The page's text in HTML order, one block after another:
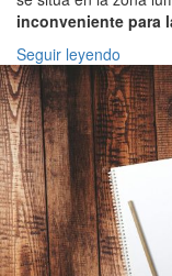
inconveniente para
Seguir leyendo